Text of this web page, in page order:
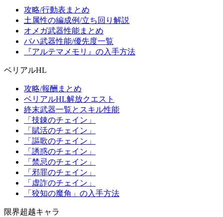
攻略/行動表まとめ
土属性の編成例/立ち回り解説
オメガ武器性能まとめ
バハ武器性能/優先度一覧
『アルテマメモリ』の入手方法
ベリアルHL
攻略/報酬まとめ
ベリアルHL解放クエスト
終末武器一覧とスキル性能
「技錬のチェイン」
「賦活のチェイン」
「謳歌のチェイン」
「誘惑のチェイン」
「禁忌のチェイン」
「邪罪のチェイン」
「虚詐のチェイン」
「狡知の魔角」の入手方法
限界超越キャラ